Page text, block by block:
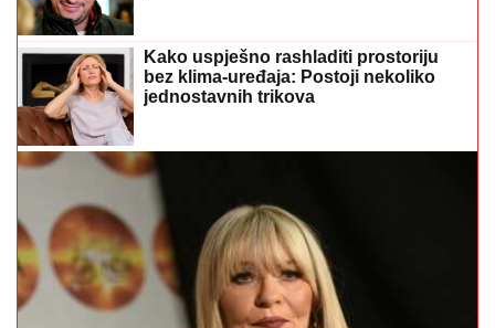
Kako uspješno rashladiti prostoriju
bez klima-uređaja: Postoji nekoliko
jednostavnih trikova